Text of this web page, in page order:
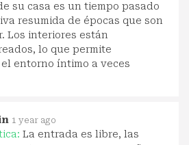
su casa es un tiempo pasado
resumida de épocas que son
Los interiores están
lo que permite
entorno íntimo a veces
1 year ago
La entrada es libre, las